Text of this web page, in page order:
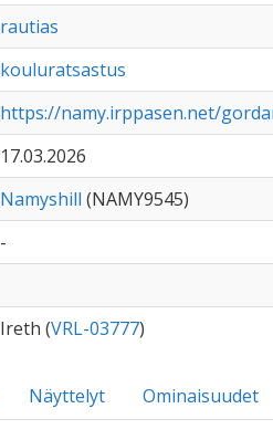
rautias
kouluratsastus
https://namy.irppasen.net/
17.03.2026
Namyshill (NAMY9545)
-
Ireth (VRL-03777)
Näyttelyt Ominaisuudet